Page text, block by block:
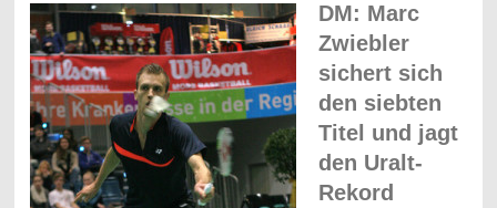
DM: Marc
Zwiebler
sichert sich
den siebten
Titel und jagt
den Uralt-
Rekord